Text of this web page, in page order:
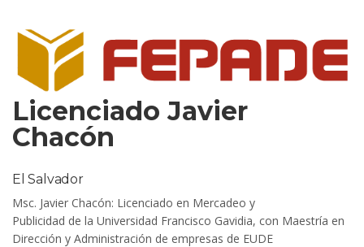
Licenciado Javier
Chacón
El Salvador
Msc. Javier Chacón: Licenciado en Mercadeo y
Publicidad de la Universidad Francisco Gavidia, con Maestría en
Dirección y Administración de empresas de EUDE